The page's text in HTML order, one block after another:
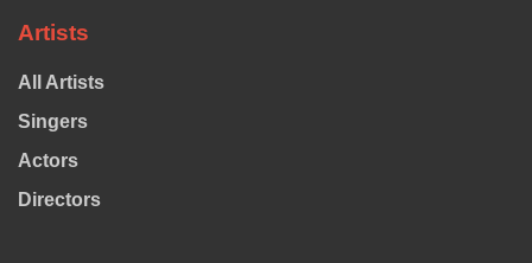
Artists
All Artists
Singers
Actors
Directors